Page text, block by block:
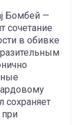
Бомбей —
сочетание
в обивке
сохраняет